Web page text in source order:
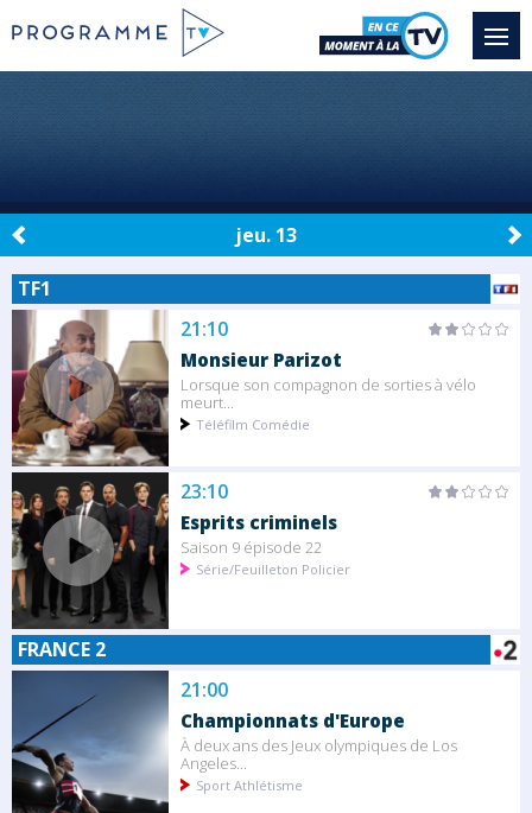
jeu. 13
TF1
21:10
Monsieur Parizot
Lorsque son compagnon de sorties à vélo
meurt...
Téléfilm Comédie
23:10
Esprits criminels
Saison 9 épisode 22
Série/Feuilleton Policier
FRANCE 2
21:00
Championnats d'Europe
À deux ans des Jeux olympiques de Los
Angeles...
Sport Athlétisme